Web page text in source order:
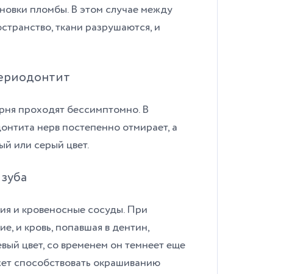
пломбы. В этом случае между
ткани разрушаются, и
проходят бессимптомно. В
нерв постепенно отмирает, а
или серый цвет.
и кровеносные сосуды. При
и кровь, попавшая в дентин,
цвет, со временем он темнеет еще
способствовать окрашиванию